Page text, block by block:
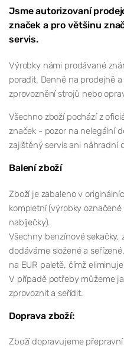
Jsme autorizovaní
značek a pro většinu
servis.
Výrobky námi prodávané
poradit. Denně na prodejně
zprovoznění strojů nebo
Všechno zboží pochází z
značek - pozor na nelegální
zajištěný servis ani náhradní
Balení zboží
Zboží je zabaleno v
kompletní (výrobky
nabíječky).
Všechny benzínové
dodáváme složené a
na EUR paletě, čímž
V případě potřeby můžeme
zprovoznit a seřídit.
Doprava zboží:
Zboží dopravujeme přepravní